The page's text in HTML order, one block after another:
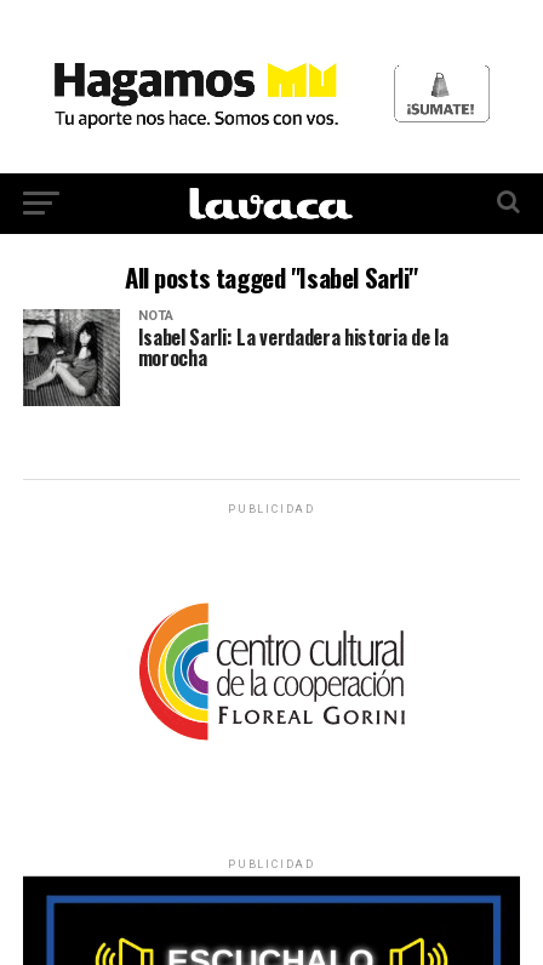
All posts tagged "Isabel Sarli"
NOTA
Isabel Sarli: La verdadera historia de la
morocha
PUBLICIDAD
PUBLICIDAD